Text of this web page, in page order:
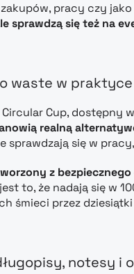
pracy czy
sprawdzą się też na
waste w praktyce
Cup, dostępny
realną
sprawdzają się w
z
to, że nadają się w
śmieci przez
notesy i